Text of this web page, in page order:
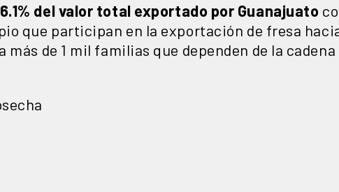
del valor total exportado por Guanajuato
que participan en la exportación de fresa
más de 1 mil familias que dependen de la